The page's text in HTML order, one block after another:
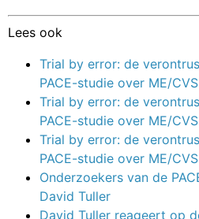
Lees ook
Trial by error: de
PACE-studie over ME/
Trial by error: de
PACE-studie over ME/
Trial by error: de
PACE-studie over ME/
Onderzoekers van de
David Tuller
David Tuller reageert op